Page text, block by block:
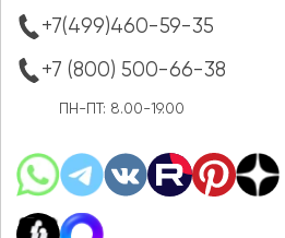
+7(499)460-59-35
+7 (800) 500-66-38
ПН-ПТ: 8.00-19.00